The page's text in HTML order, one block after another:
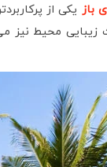
باز یکی از
زیبایی محیط نیز